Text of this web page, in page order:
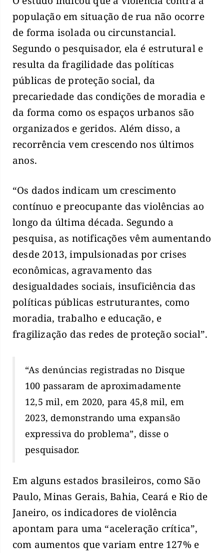
população em situação de rua não ocorre
de forma isolada ou circunstancial.
Segundo o pesquisador, ela é estrutural e
resulta da fragilidade das políticas
públicas de proteção social, da
precariedade das condições de moradia e
da forma como os espaços urbanos são
organizados e geridos. Além disso, a
recorrência vem crescendo nos últimos
anos.
“Os dados indicam um crescimento
contínuo e preocupante das violências ao
longo da última década. Segundo a
pesquisa, as notificações vêm aumentando
desde 2013, impulsionadas por crises
econômicas, agravamento das
desigualdades sociais, insuficiência das
políticas públicas estruturantes, como
moradia, trabalho e educação, e
fragilização das redes de proteção social”.
“As denúncias registradas no Disque
100 passaram de aproximadamente
12,5 mil, em 2020, para 45,8 mil, em
2023, demonstrando uma expansão
expressiva do problema”, disse o
pesquisador.
Em alguns estados brasileiros, como São
Paulo, Minas Gerais, Bahia, Ceará e Rio de
Janeiro, os indicadores de violência
apontam para uma “aceleração crítica”,
com aumentos que variam entre 127% e